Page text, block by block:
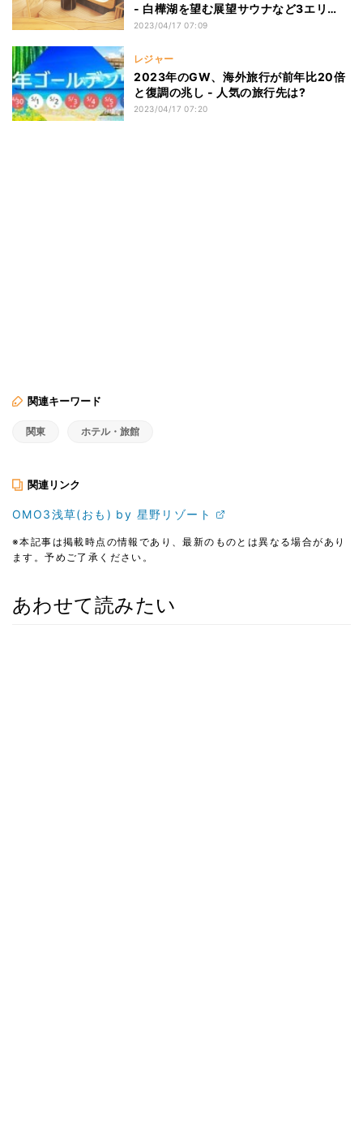
- 白樺湖を望む展望サウナなど3エリ
ア、日帰り利用もOK
2023/04/17 07:09
レジャー
2023年のGW、海外旅行が前年比20倍
と復調の兆し - 人気の旅行先は?
2023/04/17 07:20
関連キーワード
関東 ホテル・旅館
関連リンク
OMO3浅草(おも) by 星野リゾート
※本記事は掲載時点の情報であり、最新のものとは異なる場合があり
ます。予めご了承ください。
あわせて読みたい